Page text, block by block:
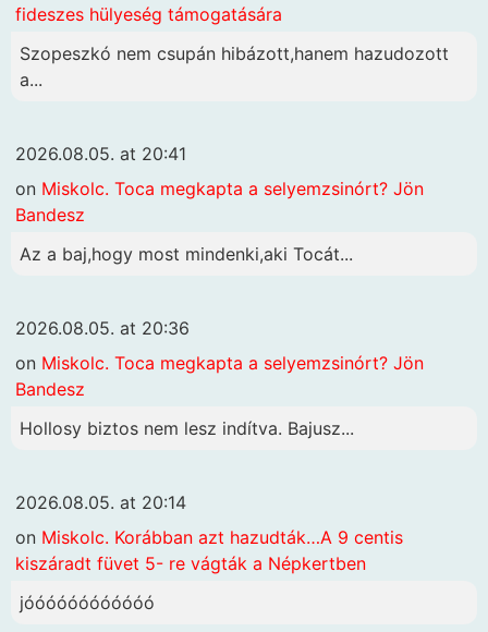
fideszes hülyeség támogatására
Szopeszkó nem csupán hibázott,hanem hazudozott
a...
2026.08.05. at 20:41
on Miskolc. Toca megkapta a selyemzsinórt? Jön
Bandesz
Az a baj,hogy most mindenki,aki Tocát...
2026.08.05. at 20:36
on Miskolc. Toca megkapta a selyemzsinórt? Jön
Bandesz
Hollosy biztos nem lesz indítva. Bajusz...
2026.08.05. at 20:14
on Miskolc. Korábban azt hazudták…A 9 centis
kiszáradt füvet 5- re vágták a Népkertben
jóóóóóóóóóóóó